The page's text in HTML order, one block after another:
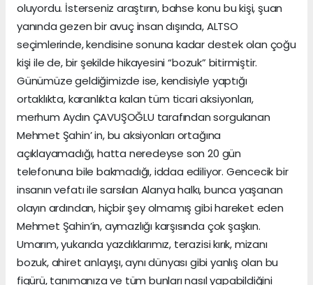
oluyordu. İsterseniz araştırın, bahse konu bu kişi, şuan
yanında gezen bir avuç insan dışında, ALTSO
seçimlerinde, kendisine sonuna kadar destek olan çoğu
kişi ile de, bir şekilde hikayesini “bozuk” bitirmiştir.
Günümüze geldiğimizde ise, kendisiyle yaptığı
ortaklıkta, karanlıkta kalan tüm ticari aksiyonları,
merhum Aydın ÇAVUŞOĞLU tarafından sorgulanan
Mehmet Şahin’ in, bu aksiyonları ortağına
açıklayamadığı, hatta neredeyse son 20 gün
telefonuna bile bakmadığı, iddaa ediliyor. Gencecik bir
insanın vefatı ile sarsılan Alanya halkı, bunca yaşanan
olayın ardından, hiçbir şey olmamış gibi hareket eden
Mehmet Şahin’in, aymazlığı karşısında çok şaşkın.
Umarım, yukarıda yazdıklarımız, terazisi kırık, mizanı
bozuk, ahiret anlayışı, aynı dünyası gibi yanlış olan bu
figürü, tanımanıza ve tüm bunları nasıl yapabildiğini